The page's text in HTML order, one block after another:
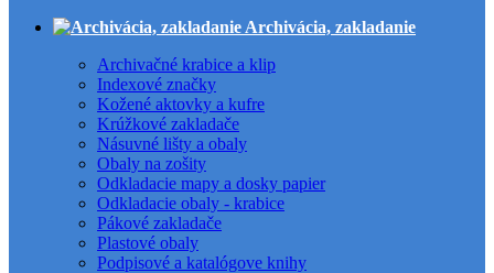
Archivácia, zakladanie
Archivačné krabice a klip
Indexové značky
Kožené aktovky a kufre
Krúžkové zakladače
Násuvné lišty a obaly
Obaly na zošity
Odkladacie mapy a dosky papier
Odkladacie obaly - krabice
Pákové zakladače
Plastové obaly
Podpisové a katalógove knihy